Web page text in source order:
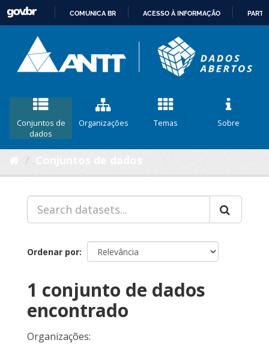
CONTEÚDO
COMUNICA BR ACESSO À INFORMAÇÃO
Conjuntos de
dados
Organizações Temas Sobre
Ordenar por
1 conjunto de dados
encontrado
Organizações: